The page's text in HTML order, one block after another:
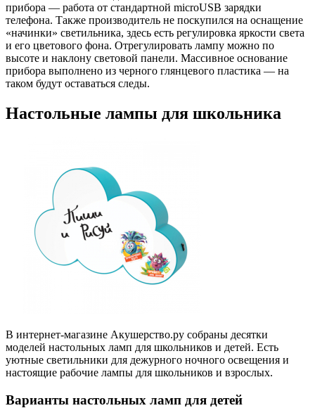
прибора — работа от стандартной microUSB зарядки
телефона. Также производитель не поскупился на оснащение
«начинки» светильника, здесь есть регулировка яркости света
и его цветового фона. Отрегулировать лампу можно по
высоте и наклону световой панели. Массивное основание
прибора выполнено из черного глянцевого пластика — на
таком будут оставаться следы.
Настольные лампы для школьника
В интернет-магазине Акушерство.ру собраны десятки
моделей настольных ламп для школьников и детей. Есть
уютные светильники для дежурного ночного освещения и
настоящие рабочие лампы для школьников и взрослых.
Варианты настольных ламп для детей